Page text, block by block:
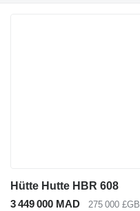
Hütte Hutte HBR 608
3 449 000 MAD
275 000 £GB